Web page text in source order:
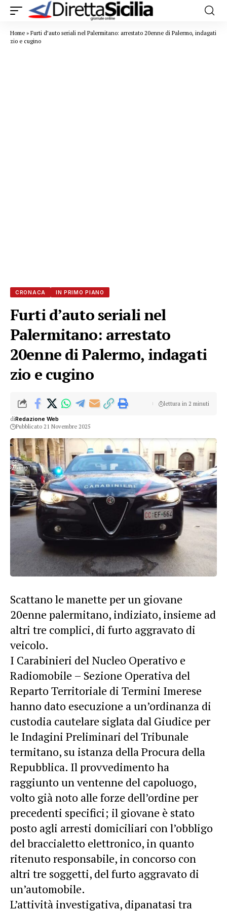
Home » Furti d’auto seriali nel Palermitano: arrestato 20enne di Palermo, indagati
zio e cugino
CRONACA IN PRIMO PIANO
Furti d’auto seriali nel
Palermitano: arrestato
20enne di Palermo, indagati
zio e cugino
diRedazione Web
Pubblicato 21 Novembre 2025
lettura in 2 minuti
Scattano le manette per un giovane
20enne palermitano, indiziato, insieme ad
altri tre complici, di furto aggravato di
veicolo.
I Carabinieri del Nucleo Operativo e
Radiomobile – Sezione Operativa del
Reparto Territoriale di Termini Imerese
hanno dato esecuzione a un’ordinanza di
custodia cautelare siglata dal Giudice per
le Indagini Preliminari del Tribunale
termitano, su istanza della Procura della
Repubblica. Il provvedimento ha
raggiunto un ventenne del capoluogo,
volto già noto alle forze dell’ordine per
precedenti specifici; il giovane è stato
posto agli arresti domiciliari con l’obbligo
del braccialetto elettronico, in quanto
ritenuto responsabile, in concorso con
altri tre soggetti, del furto aggravato di
un’automobile.
L’attività investigativa, dipanatasi tra